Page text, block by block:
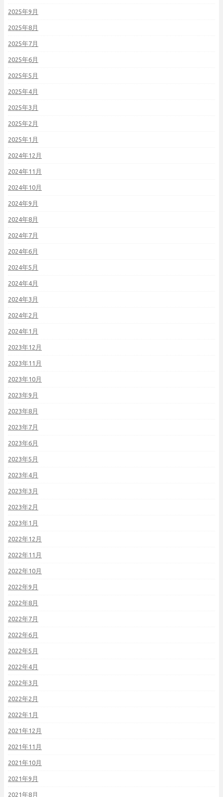
2025年9月
2025年8月
2025年7月
2025年6月
2025年5月
2025年4月
2025年3月
2025年2月
2025年1月
2024年12月
2024年11月
2024年10月
2024年9月
2024年8月
2024年7月
2024年6月
2024年5月
2024年4月
2024年3月
2024年2月
2024年1月
2023年12月
2023年11月
2023年10月
2023年9月
2023年8月
2023年7月
2023年6月
2023年5月
2023年4月
2023年3月
2023年2月
2023年1月
2022年12月
2022年11月
2022年10月
2022年9月
2022年8月
2022年7月
2022年6月
2022年5月
2022年4月
2022年3月
2022年2月
2022年1月
2021年12月
2021年11月
2021年10月
2021年9月
2021年8月